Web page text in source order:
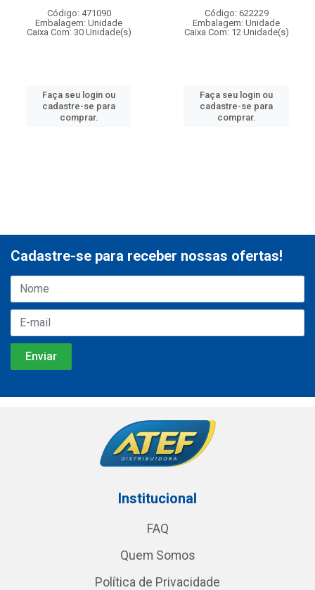
Código: 471090
Embalagem: Unidade
Caixa Com: 30 Unidade(s)
Faça seu login ou
cadastre-se para
comprar.
Código: 622229
Embalagem: Unidade
Caixa Com: 12 Unidade(s)
Faça seu login ou
cadastre-se para
comprar.
Cadastre-se para receber nossas ofertas!
Institucional
FAQ
Quem Somos
Política de Privacidade